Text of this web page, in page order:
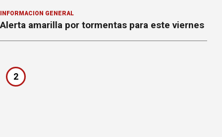
INFORMACION GENERAL
Alerta amarilla por tormentas para este viernes
2